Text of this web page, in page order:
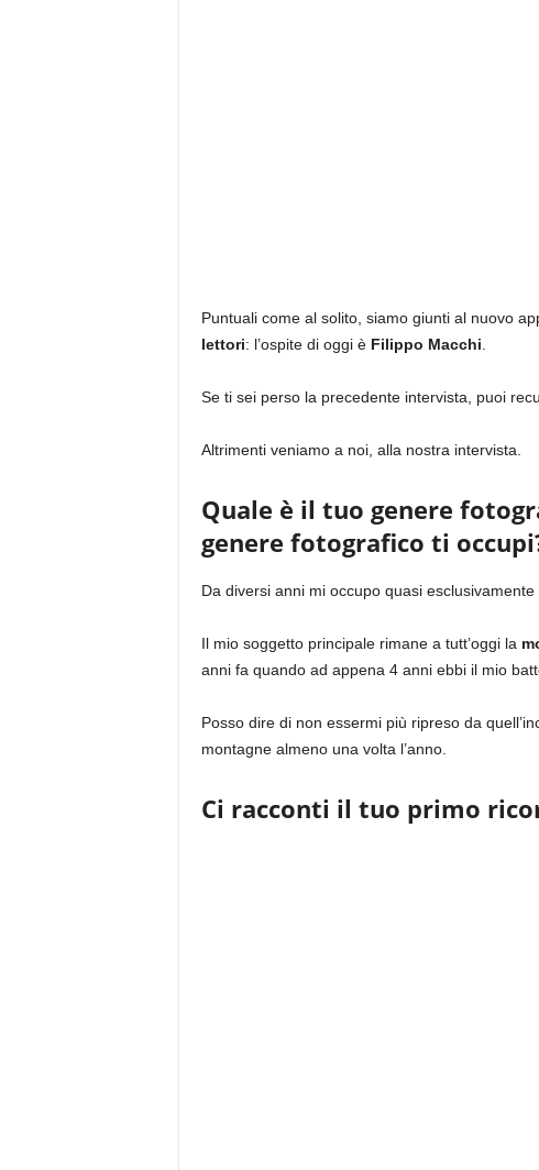
Puntuali come al solito, siamo giunti al nuovo
lettori: l’ospite di oggi èFilippo Macchi
Se ti sei perso la precedente intervista, puoi
Altrimenti veniamo a noi, alla nostra intervista.
Quale è il tuo genere
genere fotografico ti
Da diversi anni mi occupo quasi esclusivamente
Il mio soggetto principale rimane a tutt’oggi la
anni fa quando ad appena 4 anni ebbi il mio
Posso dire di non essermi più ripreso da
montagne almeno una volta l’anno.
Ci racconti il tuo primo